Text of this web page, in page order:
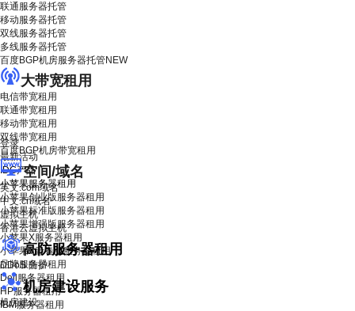
联通服务器托管
移动服务器托管
双线服务器托管
多线服务器托管
百度BGP机房服务器托管NEW
大带宽租用
电信带宽租用
联通带宽租用
移动带宽租用
双线带宽租用
百度BGP机房带宽租用
空间/域名
英文.com域名
中文.cn域名
虚拟主机
香港云虚拟主机
高防服务器租用
DDoS 防护
机房建设服务
机房建设
登录
最新活动
IDC产品
小苹果服务器租用
小苹果创业版服务器租用
小苹果标准版服务器租用
小苹果增强版服务器租用
小苹果X服务器租用
小苹果X青春版服务器租用
品牌服务器租用
Dell服务器租用
HP服务器租用
IBM服务器租用